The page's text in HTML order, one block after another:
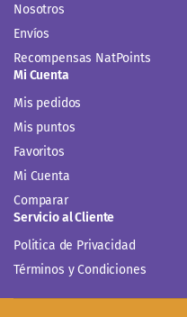
Nosotros
Envíos
Recompensas NatPoints
Mi Cuenta
Mis pedidos
Mis puntos
Favoritos
Mi Cuenta
Comparar
Servicio al Cliente
Politica de Privacidad
Términos y Condiciones